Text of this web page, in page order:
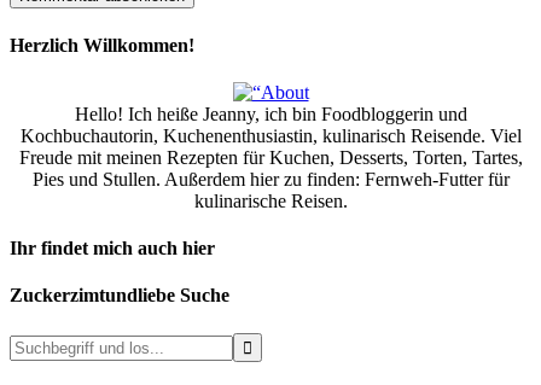
Herzlich Willkommen!
Hello! Ich heiße Jeanny, ich bin Foodbloggerin und
Kochbuchautorin, Kuchenenthusiastin, kulinarisch Reisende. Viel
Freude mit meinen Rezepten für Kuchen, Desserts, Torten, Tartes,
Pies und Stullen. Außerdem hier zu finden: Fernweh-Futter für
kulinarische Reisen.
Ihr findet mich auch hier
Zuckerzimtundliebe Suche